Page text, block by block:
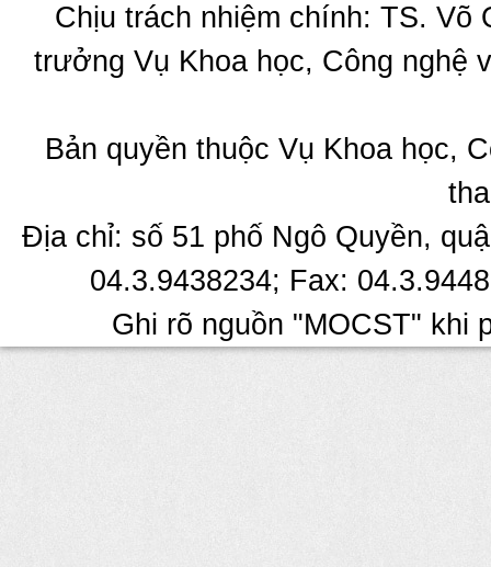
Chịu trách nhiệm chính: TS.
trưởng Vụ Khoa học, Công nghệ
Bản quyền thuộc Vụ Khoa học,
Địa chỉ: số 51 phố Ngô Quyền,
04.3.9438234; Fax:
Ghi rõ nguồn "MOCST" khi